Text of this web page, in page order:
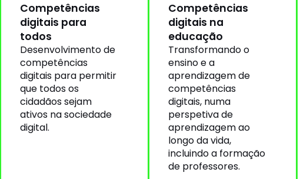
Competências
digitais para
todos
Desenvolvimento de
competências
digitais para permitir
que todos os
cidadãos sejam
ativos na sociedade
digital.
Competências
digitais na
educação
Transformando o
ensino e a
aprendizagem de
competências
digitais, numa
perspetiva de
aprendizagem ao
longo da vida,
incluindo a formação
de professores.